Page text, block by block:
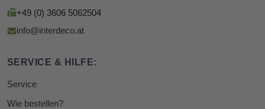
+49 (0) 3606 5062504
info@interdeco.at
SERVICE & HILFE:
Service
Wie bestellen?